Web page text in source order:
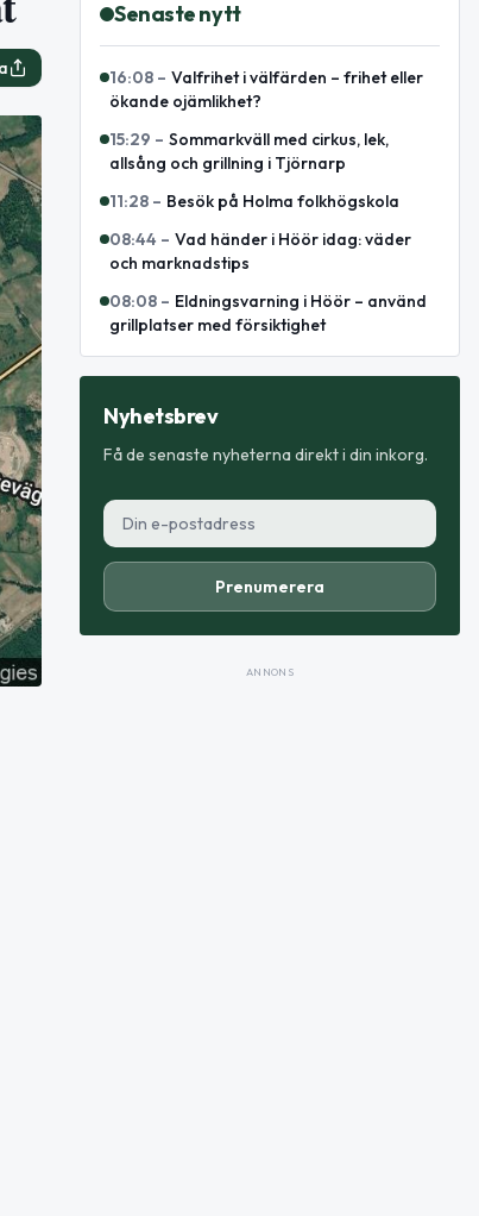
Senaste nytt
16:08 – Valfrihet i välfärden – frihet eller
ökande ojämlikhet?
15:29 – Sommarkväll med cirkus, lek,
allsång och grillning i Tjörnarp
11:28 – Besök på Holma folkhögskola
08:44 – Vad händer i Höör idag: väder
och marknadstips
08:08 – Eldningsvarning i Höör – använd
grillplatser med försiktighet
Nyhetsbrev
Få de senaste nyheterna direkt i din inkorg.
Prenumerera
ANNONS